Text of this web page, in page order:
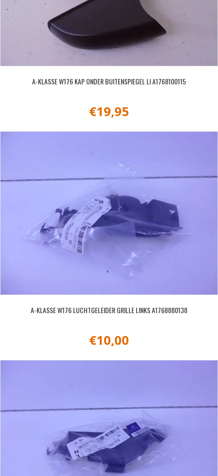
A-KLASSE W176 KAP ONDER BUITENSPIEGEL LI A1768100115
€19,95
A-KLASSE W176 LUCHTGELEIDER GRILLE LINKS A1768880138
€10,00